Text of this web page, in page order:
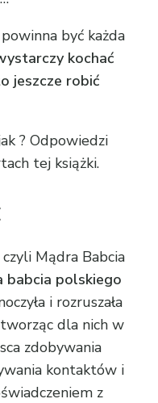
być każda
kochać
jeszcze robić
? Odpowiedzi
tej książki.
czyli Mądra Babcia
babcia polskiego
i rozruszała
dla nich w
zdobywania
kontaktów i
z